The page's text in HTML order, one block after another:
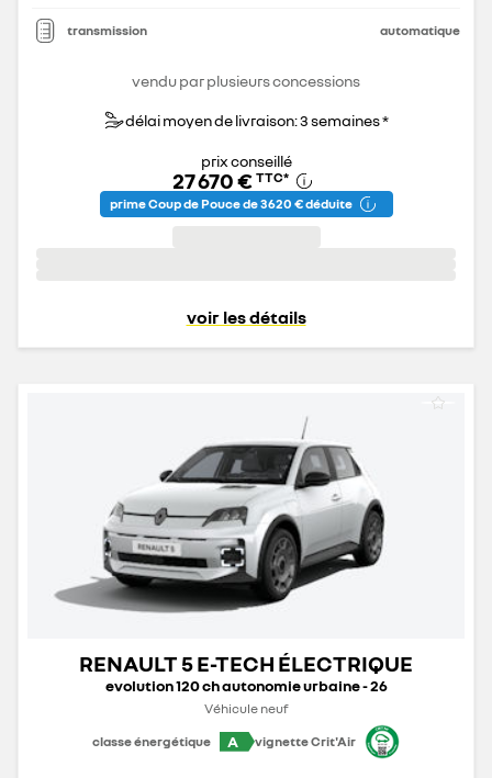
transmission automatique
vendu par plusieurs concessions
délai moyen de livraison: 3 semaines *
prix conseillé
27 670 € TTC*
prime Coup de Pouce de 3 620 € déduite
voir les détails
RENAULT 5 E-TECH ÉLECTRIQUE
evolution 120 ch autonomie urbaine - 26
Véhicule neuf
classe énergétique
A vignette Crit'Air